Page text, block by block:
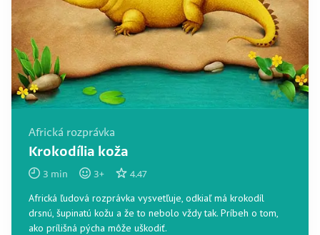
Africká rozprávka
Krokodília koža
3 min 3+ 4.47
Africká ľudová rozprávka vysvetľuje, odkiaľ má krokodíl
drsnú, šupinatú kožu a že to nebolo vždy tak. Príbeh o tom,
ako prílišná pýcha môže uškodiť.